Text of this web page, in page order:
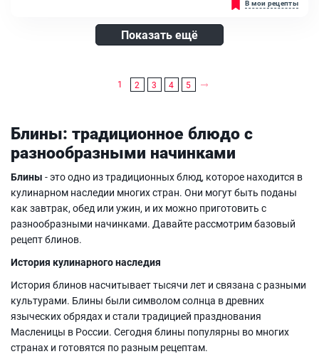
завтрак или перекус. Они имеют нежный вкус овсянки и бананов,
а также слегка сладковатый оттенок ряженки....
Яйцо куриное, Овсяные хлопья, Ряженка, Банан, Сахар, Сода,
В мои рецепты
Показать ещё
1 2 3 4 5
Блины: традиционное блюдо с
разнообразными начинками
Блины - это одно из традиционных блюд, которое находится в
кулинарном наследии многих стран. Они могут быть поданы
как завтрак, обед или ужин, и их можно приготовить с
разнообразными начинками. Давайте рассмотрим базовый
рецепт блинов.
История кулинарного наследия
История блинов насчитывает тысячи лет и связана с разными
культурами. Блины были символом солнца в древних
языческих обрядах и стали традицией празднования
Масленицы в России. Сегодня блины популярны во многих
странах и готовятся по разным рецептам.